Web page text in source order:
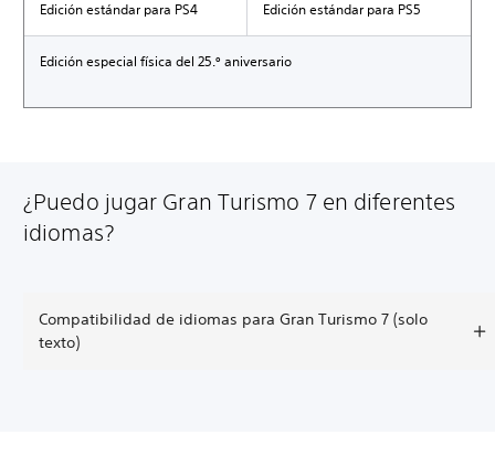
Edición estándar para PS4 Edición estándar para PS5
Edición especial física del 25.º aniversario
¿Puedo jugar Gran Turismo 7 en diferentes
idiomas?
Compatibilidad de idiomas para Gran Turismo 7 (solo
texto)